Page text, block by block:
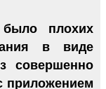
плохих
в виде
совершенно
приложением